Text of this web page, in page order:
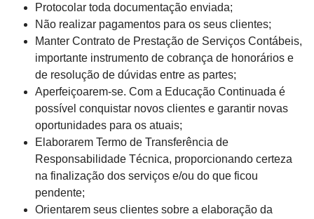
Protocolar toda documentação enviada;
Não realizar pagamentos para os seus clientes;
Manter Contrato de Prestação de Serviços Contábeis,
importante instrumento de cobrança de honorários e
de resolução de dúvidas entre as partes;
Aperfeiçoarem-se. Com a Educação Continuada é
possível conquistar novos clientes e garantir novas
oportunidades para os atuais;
Elaborarem Termo de Transferência de
Responsabilidade Técnica, proporcionando certeza
na finalização dos serviços e/ou do que ficou
pendente;
Orientarem seus clientes sobre a elaboração da